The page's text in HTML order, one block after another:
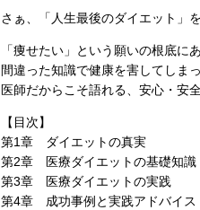
さぁ、「人生最後のダイエット」
「痩せたい」という願いの根底
間違った知識で健康を害してしま
医師だからこそ語れる、安心・安
【目次】
第1章 ダイエットの真実
第2章 医療ダイエットの基礎知識
第3章 医療ダイエットの実践
第4章 成功事例と実践アドバイス